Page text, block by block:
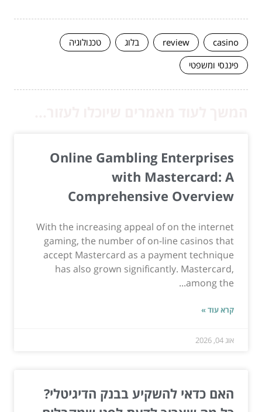
casino
review בלוג
טכנולוגיה
פיננסי ומשפטי
Online Gambling Enterprises
with Mastercard: A
Comprehensive Overview
With the increasing appeal of on the internet
gaming, the number of on-line casinos that
accept Mastercard as a payment technique
has also grown significantly. Mastercard,
among the...
קרא עוד »
אוג 04, 2026
האם כדאי להשקיע בבנק הדיגיטלי?